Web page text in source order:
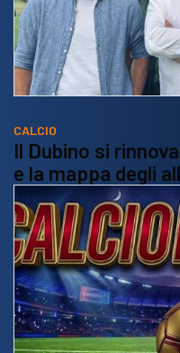
CALCIO
Il Dubino si
e la mappa degli